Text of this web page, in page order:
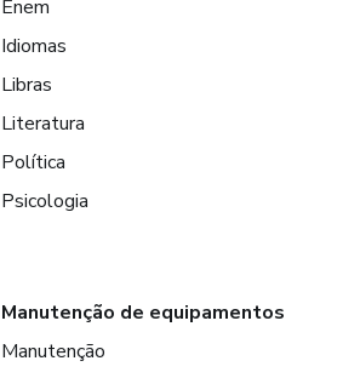
Enem
Idiomas
Libras
Literatura
Política
Psicologia
Manutenção de equipamentos
Manutenção